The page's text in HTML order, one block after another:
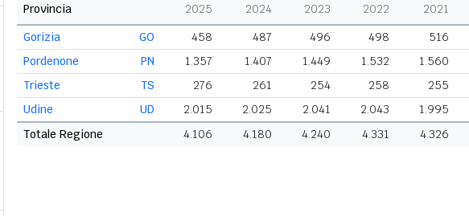
Provincia 2025 2024 2023 2022 2021
GO
Gorizia 458 487 496 498 516
PN
Pordenone 1.357 1.407 1.449 1.532 1.560
TS
Trieste 276 261 254 258 255
UD
Udine 2.015 2.025 2.041 2.043 1.995
Totale Regione
4.106 4.180 4.240 4.331 4.326